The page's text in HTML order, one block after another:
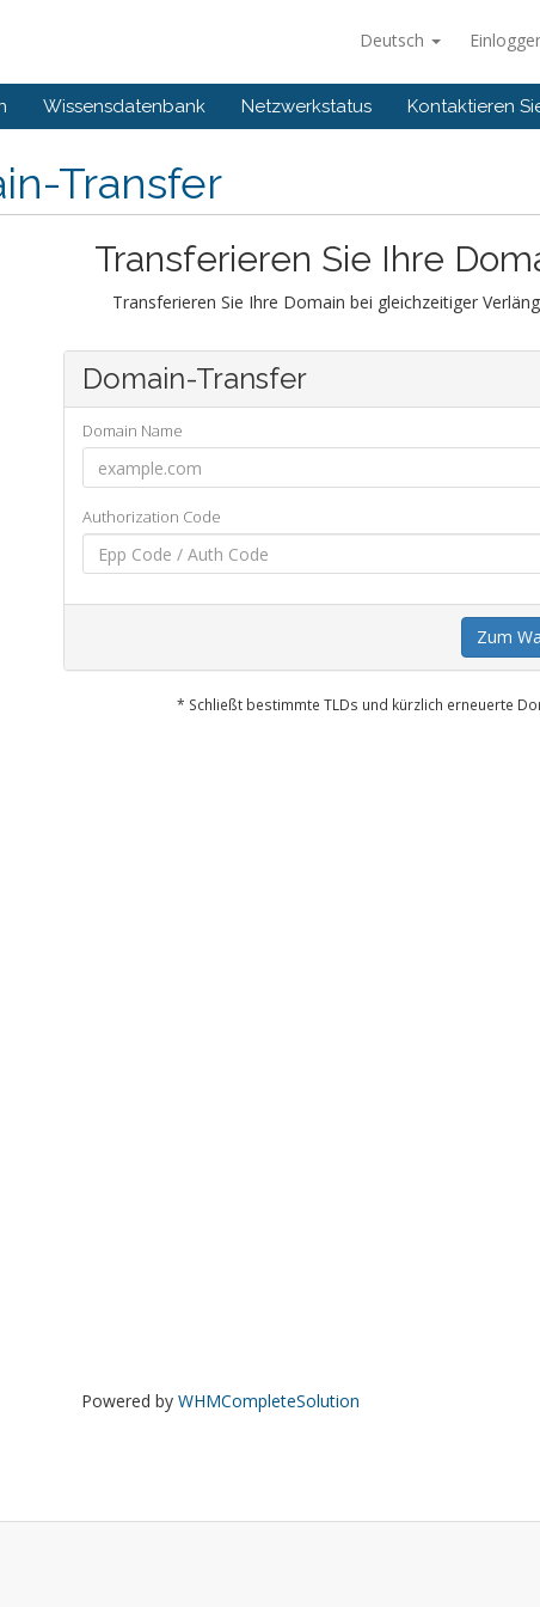
Deutsch
Wissensdatenbank Netzwerkstatus Kontaktieren
Transfer
Transferieren Sie Ihre
Transferieren Sie Ihre Domain bei gleichzeitiger
Domain-Transfer
Domain Name
Authorization Code
Zum
* Schließt bestimmte TLDs und kürzlich erneuerte
Powered by WHMCompleteSolution